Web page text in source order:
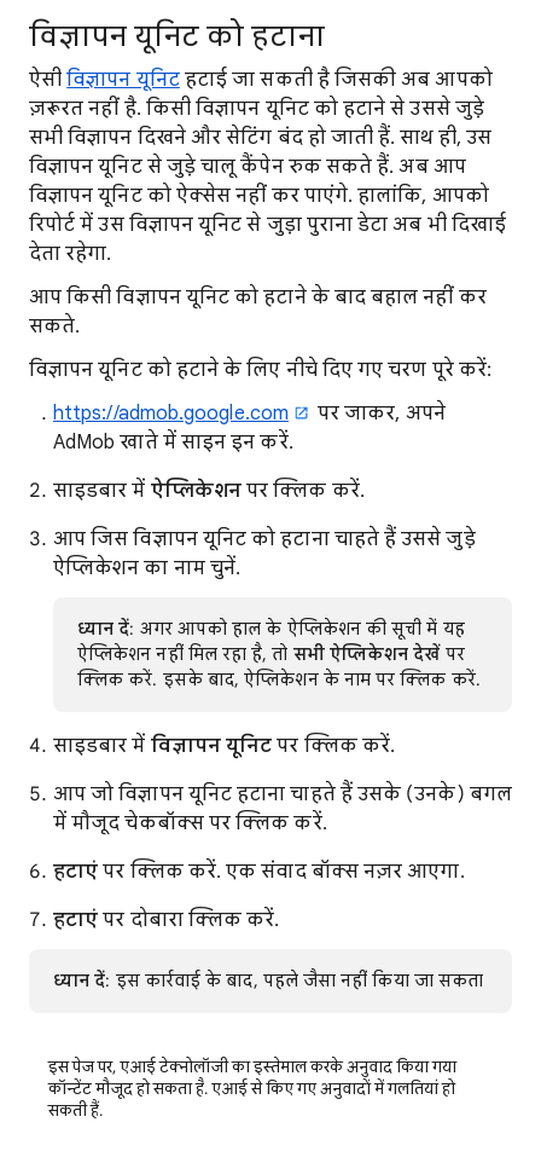
विज्ञापन यूनिट को हटाना
ऐसीविज्ञापन यूनिटहटाई जा सकती है जिसकी अब आपको
ज़रूरत नहीं है. किसी विज्ञापन यूनिट को हटाने से उससे जुड़े
सभी विज्ञापन दिखने और सेटिंग बंद हो जाती हैं. साथ ही, उस
विज्ञापन यूनिट से जुड़े चालू कैंपेन रुक सकते हैं. अब आप
विज्ञापन यूनिट को ऐक्सेस नहीं कर पाएंगे. हालांकि, आपको
रिपोर्ट में उस विज्ञापन यूनिट से जुड़ा पुराना डेटा अब भी दिखाई
देता रहेगा.
आप किसी विज्ञापन यूनिट को हटाने के बाद बहाल नहीं कर
सकते.
विज्ञापन यूनिट को हटाने के लिए नीचे दिए गए चरण पूरे करें:
https://admob.google.com
पर जाकर, अपने
AdMob खाते में साइन इन करें.
साइडबार में ऐप्लिकेशन पर क्लिक करें.
आप जिस विज्ञापन यूनिट को हटाना चाहते हैं उससे जुड़े
ऐप्लिकेशन का नाम चुनें.
ध्यान दें: अगर आपको हाल के ऐप्लिकेशन की सूची में यह
ऐप्लिकेशन नहीं मिल रहा है, तो सभी ऐप्लिकेशन देखेंपर
क्लिक करें. इसके बाद, ऐप्लिकेशन के नाम पर क्लिक करें.
साइडबार में विज्ञापन यूनिट पर क्लिक करें.
आप जो विज्ञापन यूनिट हटाना चाहते हैं उसके (उनके) बगल
में मौजूद चेकबॉक्स पर क्लिक करें.
हटाएं पर क्लिक करें. एक संवाद बॉक्स नज़र आएगा.
हटाएं पर दोबारा क्लिक करें.
ध्यान दें: इस कार्रवाई के बाद, पहले जैसा नहीं किया जा सकता
इस पेज पर, एआई टेक्नोलॉजी का इस्तेमाल करके अनुवाद किया गया
कॉन्टेंट मौजूद हो सकता है. एआई से किए गए अनुवादों में गलतियां हो
सकती हैं.